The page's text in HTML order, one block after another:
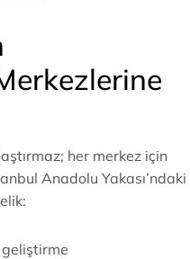
her merkez için
Anadolu Yakası’ndaki